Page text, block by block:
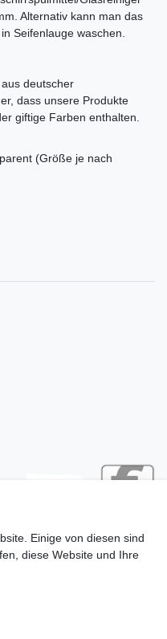
Alternativ kann man das
Seifenlauge waschen.
deutscher
dass unsere Produkte
giftige Farben enthalten.
(Größe je nach
Einige von diesen sind
diese Website und Ihre